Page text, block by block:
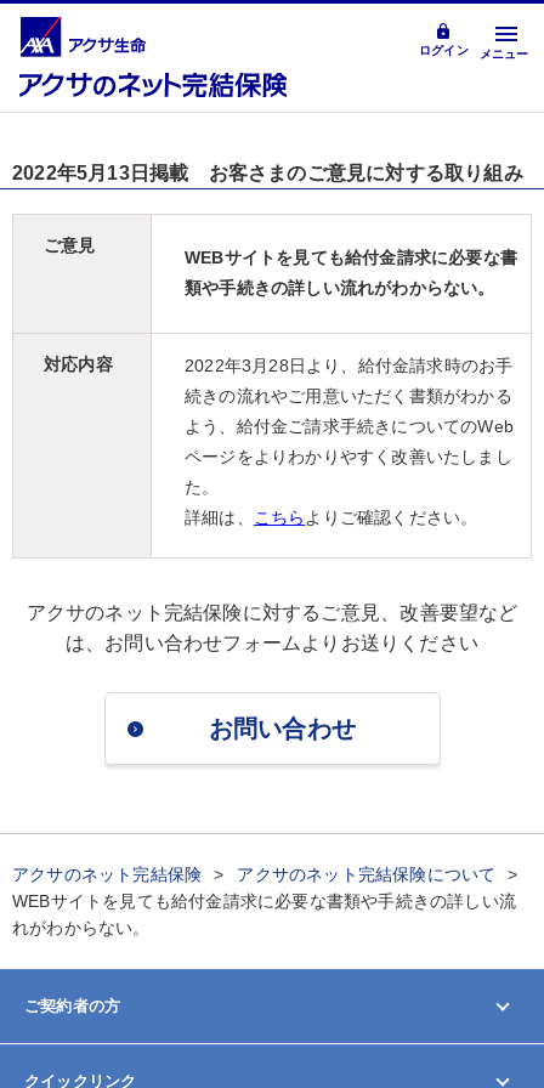
ログイン メニュー
2022年5月13日掲載 お客さまのご意見に対する取り組み
ご意見
WEBサイトを見ても給付金請求に必要な書
類や手続きの詳しい流れがわからない。
対応内容
2022年3月28日より、給付金請求時のお手
続きの流れやご用意いただく書類がわかる
よう、給付金ご請求手続きについてのWeb
ページをよりわかりやすく改善いたしまし
た。
詳細は、
こちら よりご確認ください。
アクサのネット完結保険に対するご意見、改善要望など
は、 お問い合わせフォームよりお送りください
お問い合わせ
アクサのネット完結保険
アクサのネット完結保険について
WEBサイトを見ても給付金請求に必要な書類や手続きの詳しい流
れがわからない。
ご契約者の方
クイックリンク